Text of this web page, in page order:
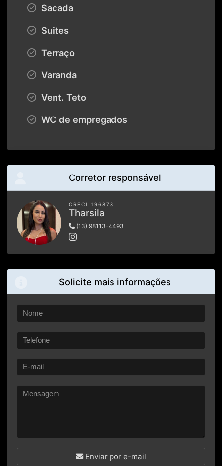
Sacada
Suites
Terraço
Varanda
Vent. Teto
WC de empregados
Corretor responsável
CRECI 196878
Tharsila
(13) 98113-4493
Solicite mais informações
Enviar por e-mail